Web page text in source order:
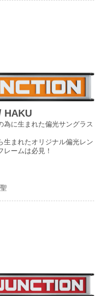
HAKU
為に生まれた偏光サングラス
生まれたオリジナル偏光レン
ームは必見！